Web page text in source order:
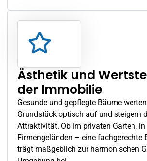
Ästhetik und
der Immobilie
Gesunde und gepflegte Bäume
Grundstück optisch auf und steigern
Attraktivität. Ob im privaten Garten,
Firmengeländen – eine fachgerechte
trägt maßgeblich zur harmonischen